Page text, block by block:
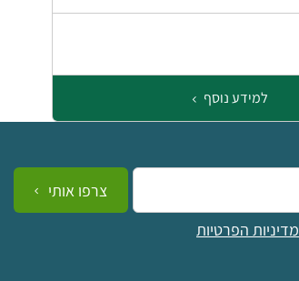
למידע נוסף
מדיניות הפרטיות
צרפו אותי